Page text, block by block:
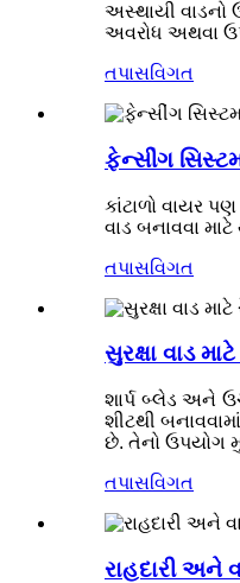
અસ્થાયી વાડનો
અવરોધ અથવા
તપાસવિગત
ફેન્સીંગ
કાંટાળો વાયર
વાડ બનાવવા
તપાસવિગત
સુરક્ષા વાડ
શાર્પ બ્લેડ અને
શીટથી
છે. તેનો ઉપયોગ
તપાસવિગત
રાહદારી અને